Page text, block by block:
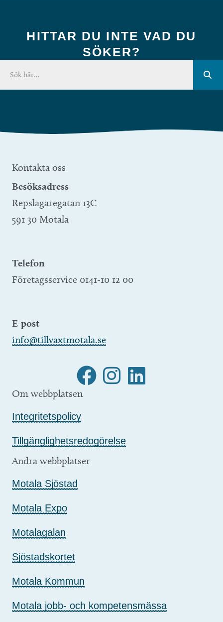
HITTAR DU INTE VAD DU
SÖKER?
Kontakta oss
Besöksadress
Repslagaregatan 13C
591 30 Motala
Telefon
Företagsservice 0141-10 12 00
E-post
info@tillvaxtmotala.se
Om webbplatsen
Integritetspolicy
Tillgänglighetsredogörelse
Andra webbplatser
Motala Sjöstad
Motala Expo
Motalagalan
Sjöstadskortet
Motala Kommun
Motala jobb- och kompetensmässa